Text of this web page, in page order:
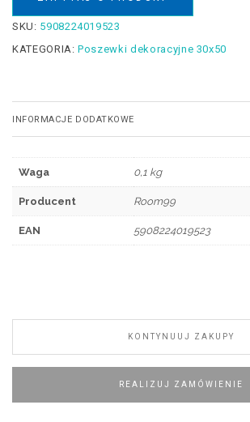
SKU: 5908224019523
KATEGORIA:Poszewki dekoracyjne 30x50
INFORMACJE DODATKOWE
Waga 0,1 kg
Producent Room99
EAN 5908224019523
KONTYNUUJ ZAKUPY
REALIZUJ ZAMÓWIENIE